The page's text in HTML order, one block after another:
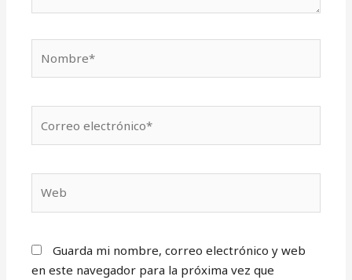
electrónico*
Guarda mi nombre, correo electrónico y web
en este navegador para la próxima vez que